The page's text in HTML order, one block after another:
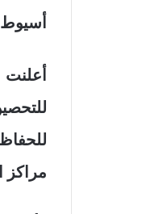
مراكز